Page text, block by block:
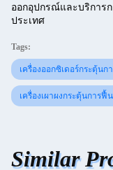
ออกอุปกรณ์และบริการ
ประเทศ
Tags:
เครื่องออกซิเดอร์กระตุ้นก
เครื่องเผาผงกระตุ้นการฟื้
Similar